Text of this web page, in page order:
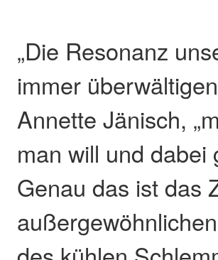
„Die Resonanz
immer
Annette Jänisch,
man will und
Genau das ist das